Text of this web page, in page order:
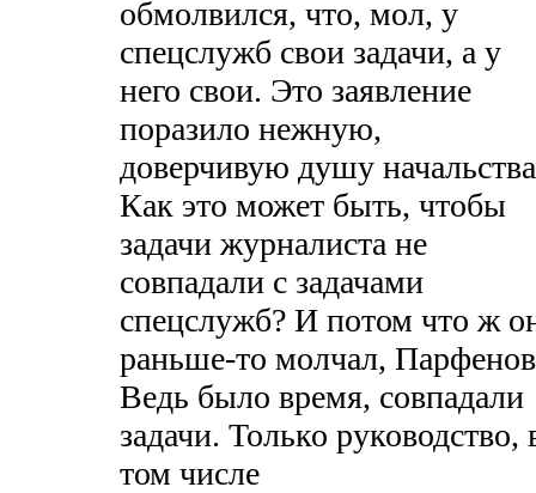
обмолвился, что, мол, у
спецслужб свои задачи, а у
него свои. Это заявление
поразило нежную,
доверчивую душу
Как это может быть, чтобы
задачи журналиста не
совпадали с задачами
спецслужб? И потом что ж
раньше-то молчал,
Ведь было время, совпадали
задачи. Только руководство,
том числе